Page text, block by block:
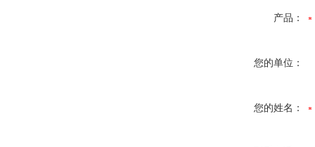
产品：
您的单位：
您的姓名：